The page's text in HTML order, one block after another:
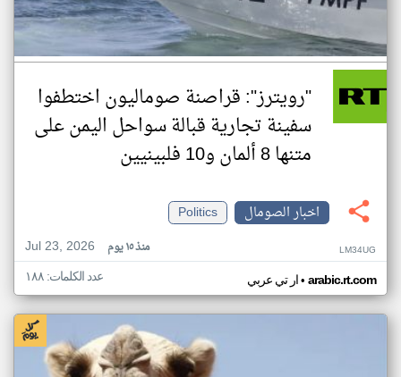
"رويترز": قراصنة صوماليون اختطفوا
سفينة تجارية قبالة سواحل اليمن على
متنها 8 ألمان و10 فلبينيين
اخبار الصومال
Politics
Jul 23, 2026
منذ ١٥ يوم LM34UG
ار تي عربي• arabic.rt.com عدد الكلمات: ١٨٨